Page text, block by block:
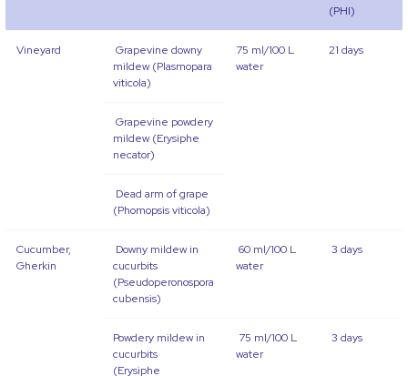
(PHI)
Vineyard
Grapevine downy
mildew (Plasmopara
viticola)
75 ml/100 L
water
21 days
Grapevine powdery
mildew (Erysiphe
necator)
Dead arm of grape
(Phomopsis viticola)
Cucumber,
Gherkin
Downy mildew in
cucurbits
(Pseudoperonospora
cubensis)
60 ml/100 L
water
3 days
Powdery mildew in
cucurbits
(Erysiphe
75 ml/100 L
water
3 days